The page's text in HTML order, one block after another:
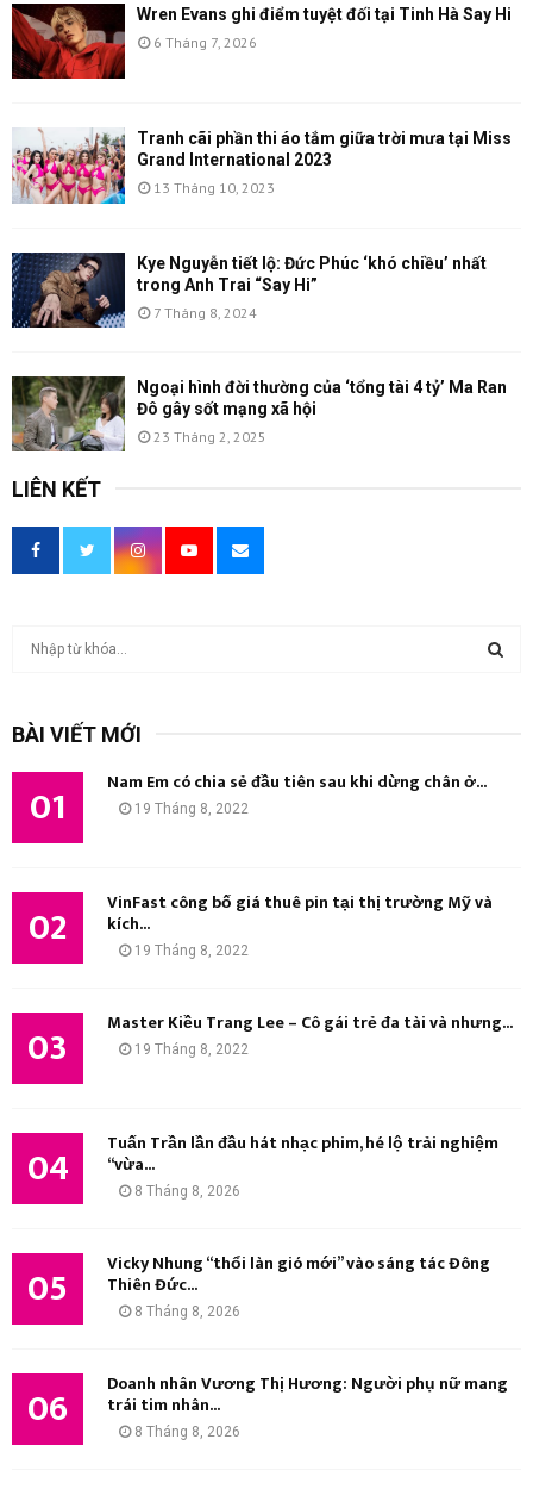
Wren Evans ghi điểm tuyệt đối tại Tinh Hà Say Hi
6 Tháng 7, 2026
Tranh cãi phần thi áo tắm giữa trời mưa tại Miss
Grand International 2023
13 Tháng 10, 2023
Kye Nguyễn tiết lộ: Đức Phúc ‘khó chiều’ nhất
trong Anh Trai “Say Hi”
7 Tháng 8, 2024
Ngoại hình đời thường của ‘tổng tài 4 tỷ’ Ma Ran
Đô gây sốt mạng xã hội
23 Tháng 2, 2025
LIÊN KẾT
iBÀI VIẾT MỚI
01 Nam Em có chia sẻ đầu tiên sau khi dừng chân ở...
19 Tháng 8, 2022
02 VinFast công bố giá thuê pin tại thị trường Mỹ và
kích...
19 Tháng 8, 2022
03 Master Kiều Trang Lee – Cô gái trẻ đa tài và nhưng...
19 Tháng 8, 2022
04 Tuấn Trần lần đầu hát nhạc phim, hé lộ trải nghiệm
“vừa...
8 Tháng 8, 2026
05 Vicky Nhung “thổi làn gió mới” vào sáng tác Đông
Thiên Đức...
8 Tháng 8, 2026
06 Doanh nhân Vương Thị Hương: Người phụ nữ mang
trái tim nhân...
8 Tháng 8, 2026